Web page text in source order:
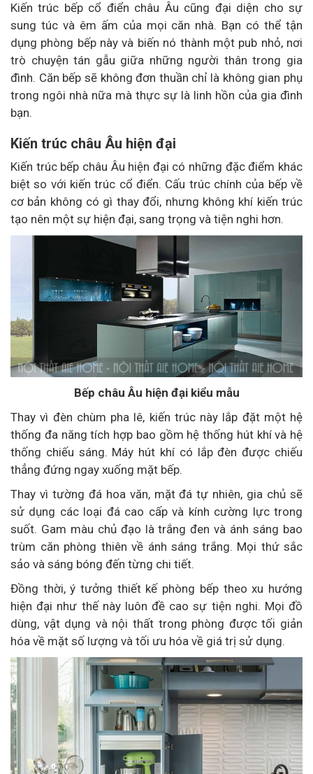
Kiến trúc bếp cổ điển châu Âu cũng đại diện cho sự
sung túc và êm ấm của mọi căn nhà. Bạn có thể tận
dụng phòng bếp này và biến nó thành một pub nhỏ, nơi
trò chuyện tán gẫu giữa những người thân trong gia
đình. Căn bếp sẽ không đơn thuần chỉ là không gian phụ
trong ngôi nhà nữa mà thực sự là linh hồn của gia đình
bạn.
Kiến trúc châu Âu hiện đại
Kiến trúc bếp châu Âu hiện đại có những đặc điểm khác
biệt so với kiến trúc cổ điển. Cấu trúc chính của bếp về
cơ bản không có gì thay đổi, nhưng không khí kiến trúc
tạo nên một sự hiện đại, sang trọng và tiện nghi hơn.
Bếp châu Âu hiện đại kiểu mẫu
Thay vì đèn chùm pha lê, kiến trúc này lắp đặt một hệ
thống đa năng tích hợp bao gồm hệ thống hút khí và hệ
thống chiếu sáng. Máy hút khí có lắp đèn được chiếu
thẳng đứng ngay xuống mặt bếp.
Thay vì tường đá hoa văn, mặt đá tự nhiên, gia chủ sẽ
sử dụng các loại đá cao cấp và kính cường lực trong
suốt. Gam màu chủ đạo là trắng đen và ánh sáng bao
trùm căn phòng thiên về ánh sáng trắng. Mọi thứ sắc
sảo và sáng bóng đến từng chi tiết.
Đồng thời, ý tưởng thiết kế phòng bếp theo xu hướng
hiện đại như thế này luôn đề cao sự tiện nghi. Mọi đồ
dùng, vật dụng và nội thất trong phòng được tối giản
hóa về mặt số lượng và tối ưu hóa về giá trị sử dụng.